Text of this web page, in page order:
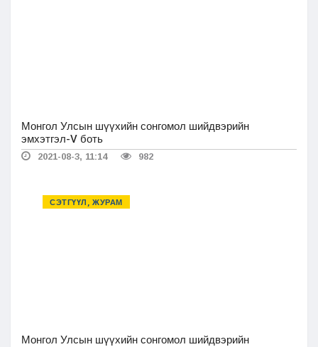
Монгол Улсын шүүхийн сонгомол шийдвэрийн
эмхэтгэл-V боть
2021-08-3, 11:14 982
СЭТГҮҮЛ, ЖУРАМ
Монгол Улсын шүүхийн сонгомол шийдвэрийн